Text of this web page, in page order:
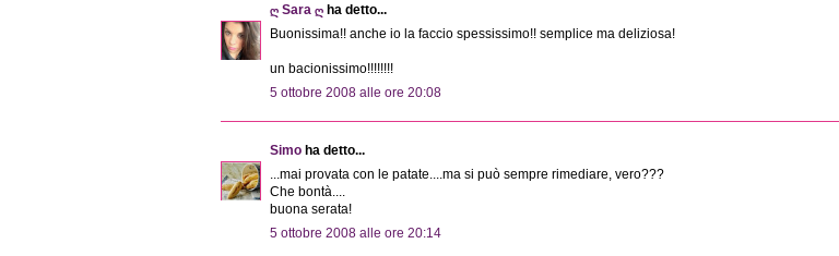
ღ Sara ღ ha detto...
Buonissima!! anche io la faccio spessissimo!! semplice ma deliziosa!
un bacionissimo!!!!!!!!
5 ottobre 2008 alle ore 20:08
Simo ha detto...
...mai provata con le patate....ma si può sempre rimediare, vero???
Che bontà....
buona serata!
5 ottobre 2008 alle ore 20:14